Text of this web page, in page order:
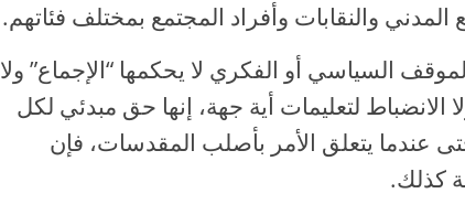
والنقابات وأفراد المجتمع بمختلف فئاتهم.
السياسي أو الفكري لا يحكمها “الإجماع” ولا
ولا الانضباط لتعليمات أية جهة، إنها حق مبدئي لكل
عندما يتعلق الأمر بأصلب المقدسات، فإن
كذلك.